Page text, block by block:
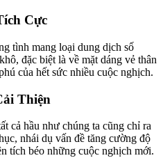
Cực
tình mang loại dung dịch số
đặc biệt là về mặt dáng vẻ thân
của hết sức nhiều cuộc nghịch.
Thiện
cả hầu như chúng ta cũng chỉ ra
nhái dụ vấn đề tăng cường độ
tích béo những cuộc nghịch mới.